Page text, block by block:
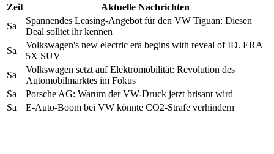
Zeit
Aktuelle Nachrichten
Sa
Spannendes Leasing-Angebot für den VW Tiguan: Diesen
Deal solltet ihr kennen
Sa
Volkswagen's new electric era begins with reveal of ID. ERA
5X SUV
Sa
Volkswagen setzt auf Elektromobilität: Revolution des
Automobilmarktes im Fokus
Sa
Porsche AG: Warum der VW-Druck jetzt brisant wird
Sa
E-Auto-Boom bei VW könnte CO2-Strafe verhindern